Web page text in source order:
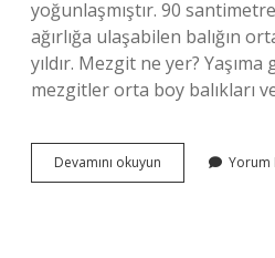
yoğunlaşmıştır. 90
ağırlığa ulaşabilen balığın
yıldır. Mezgit ne yer?
mezgitler orta boy balıkları
Devamını okuyun
Balığı
Yorum